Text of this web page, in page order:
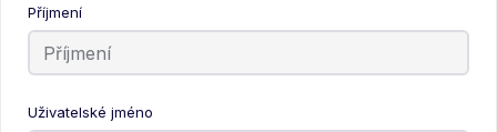
Příjmení
Uživatelské jméno